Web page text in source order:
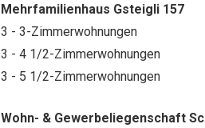
Mehrfamilienhaus Gsteigli 157
3 - 3-Zimmerwohnungen
3 - 4 1/2-Zimmerwohnungen
3 - 5 1/2-Zimmerwohnungen
Wohn- & Gewerbeliegenschaft